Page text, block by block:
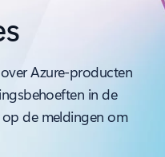
Azure-producten
in de
de meldingen om